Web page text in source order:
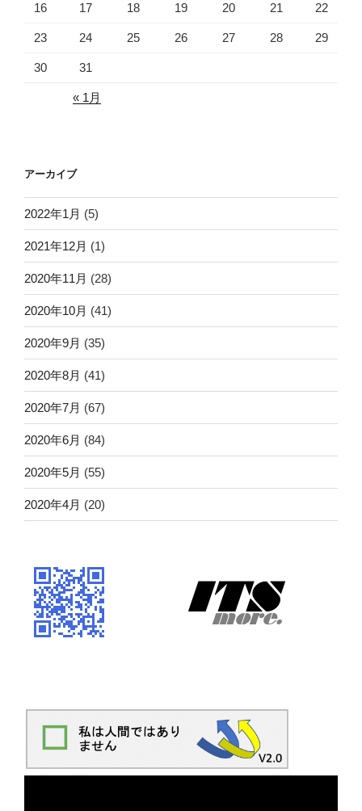
16 17 18 19 20 21 22
23 24 25 26 27 28 29
30 31
« 1月
アーカイブ
2022年1月 (5)
2021年12月 (1)
2020年11月 (28)
2020年10月 (41)
2020年9月 (35)
2020年8月 (41)
2020年7月 (67)
2020年6月 (84)
2020年5月 (55)
2020年4月 (20)